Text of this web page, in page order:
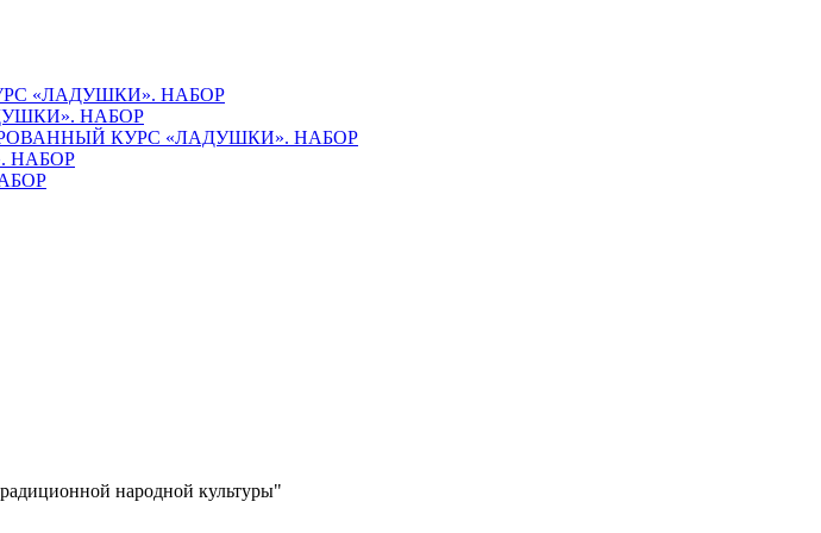
«ЛАДУШКИ». НАБОР
НАБОР
КУРС «ЛАДУШКИ». НАБОР
НАБОР
народной культуры"